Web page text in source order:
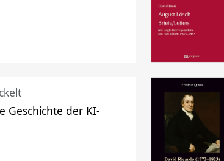
Geschichte der KI-